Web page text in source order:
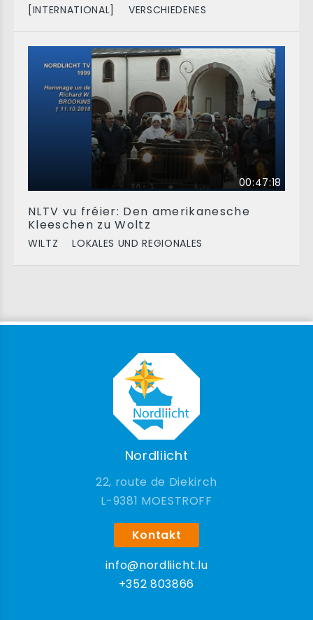
[INTERNATIONAL] VERSCHIEDENES
00:47:18
NLTV vu fréier: Den amerikanesche
Kleeschen zu Woltz
WILTZ LOKALES UND REGIONALES
Nordliicht
22, route de Diekirch
9381 MOESTROFF
Kontakt
info@nordliicht.lu
+352 803866